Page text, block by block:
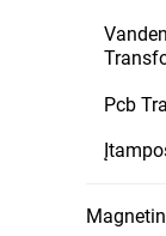
Pcb